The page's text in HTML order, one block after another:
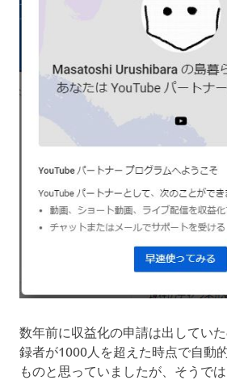
数年前に収益化の申請は出してい
録者が1000人を超えた時点で自動
ものと思っていましたが、そうで